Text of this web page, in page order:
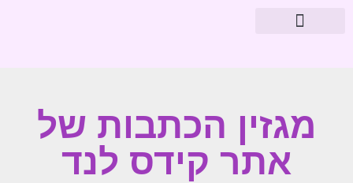
מגזין הכתבות של
אתר קידס לנד